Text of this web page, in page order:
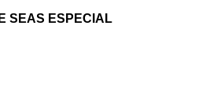
SEAS ESPECIAL